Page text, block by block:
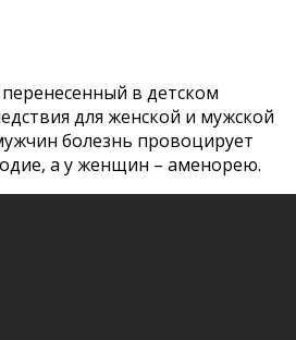
в детском
для женской и мужской
болезнь провоцирует
а у женщин – аменорею.